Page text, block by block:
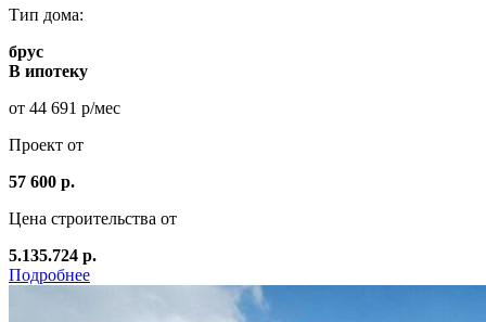
Тип дома:
брус
В ипотеку
от 44 691 р/мес
Проект от
57 600 р.
Цена строительства от
5.135.724 р.
Подробнее